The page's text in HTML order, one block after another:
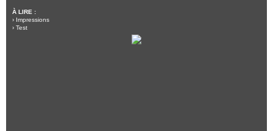
À LIRE :
› Impressions
› Test